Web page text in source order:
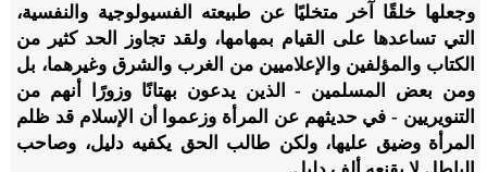
وجعلها خلقًا آخر متخليًا عن طبيعته الفسيولوجية والنفسية،
التي تساعدها على القيام بمهامها، ولقد تجاوز الحد كثير من
الكتاب والمؤلفين والإعلاميين من الغرب والشرق وغيرهما، بل
ومن بعض المسلمين - الذين يدعون بهتانًا وزورًا أنهم من
التنويريين - في حديثهم عن المرأة وزعموا أن الإسلام قد ظلم
المرأة وضيق عليها، ولكن طالب الحق يكفيه دليل، وصاحب